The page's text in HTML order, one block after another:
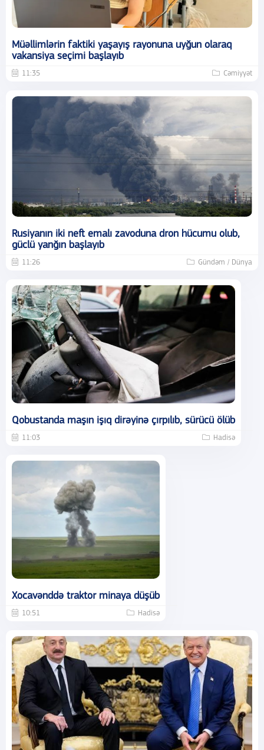
Müəllimlərin faktiki yaşayış rayonuna uyğun olaraq
vakansiya seçimi başlayıb
11:35 Cəmiyyət
Rusiyanın iki neft emalı zavoduna dron hücumu olub,
güclü yanğın başlayıb
11:26 Gündəm / Dünya
Qobustanda maşın işıq dirəyinə çırpılıb, sürücü ölüb
11:03 Hadisə
Xocavənddə traktor minaya düşüb
10:51 Hadisə